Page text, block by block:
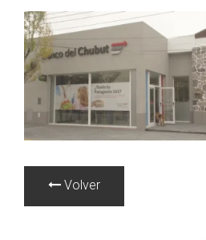
Volver